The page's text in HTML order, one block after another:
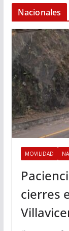
Nacionales
MOVILIDAD
cierres